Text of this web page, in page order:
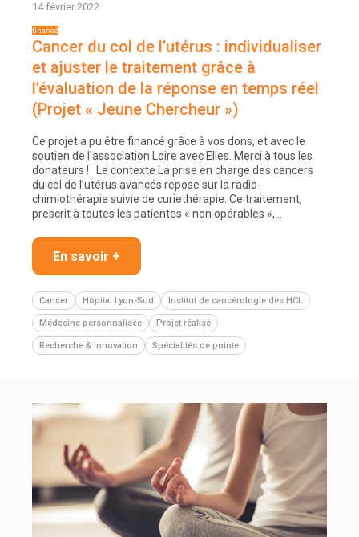
14 février 2022
Cancer du col de l’utérus : individualiser
et ajuster le traitement grâce à
l’évaluation de la réponse en temps réel
(Projet « Jeune Chercheur »)
Ce projet a pu être financé grâce à vos dons, et avec le
soutien de l’association Loire avec Elles. Merci à tous les
donateurs ! Le contexte La prise en charge des cancers
du col de l’utérus avancés repose sur la radio-
chimiothérapie suivie de curiethérapie. Ce traitement,
prescrit à toutes les patientes « non opérables »,…
En savoir +
Cancer Hôpital Lyon-Sud Institut de cancérologie des HCL
Médecine personnalisée Projet réalisé
Recherche & innovation Spécialités de pointe